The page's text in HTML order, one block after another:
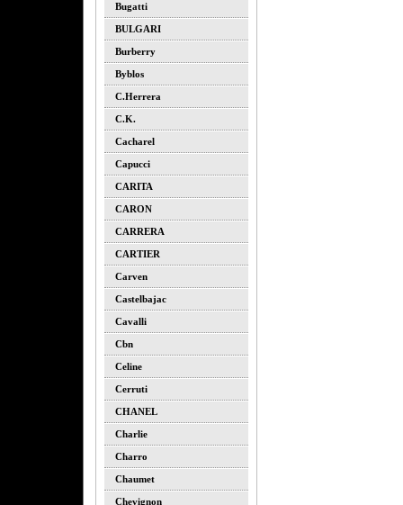
Bugatti
BULGARI
Burberry
Byblos
C.herrera
C.k.
Cacharel
Capucci
CARITA
CARON
CARRERA
CARTIER
Carven
Castelbajac
Cavalli
Cbn
Celine
Cerruti
CHANEL
Charlie
Charro
Chaumet
Chevignon